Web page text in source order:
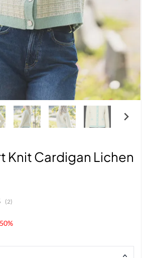
Knit Cardigan Lichen
(stemmer:
2)